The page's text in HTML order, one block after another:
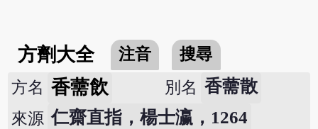
方劑大全 注音
搜尋
方名 香薷飲 別名 香薷散
來源 仁齋直指，楊士瀛，1264